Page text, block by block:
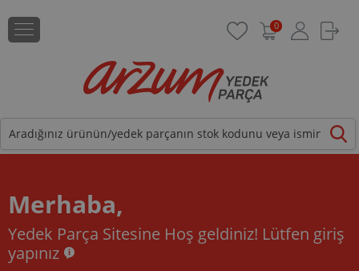
0
Merhaba,
Yedek Parça Sitesine Hoş geldiniz! Lütfen giriş
yapınız